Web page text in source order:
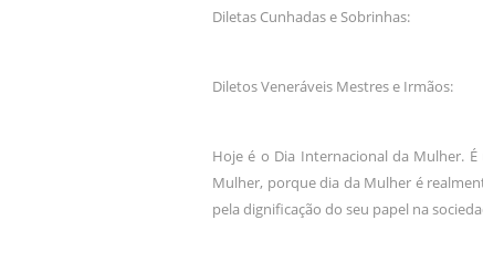
Diletas Cunhadas e Sobrinhas:
Diletos Veneráveis Mestres e Irmãos:
Hoje é o Dia Internacional da Mulher.
Mulher, porque dia da Mulher é
pela dignificação do seu papel na